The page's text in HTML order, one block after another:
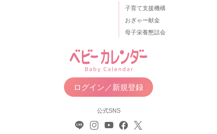
子育て支援機構
おぎゃー献金
母子栄養懇話会
ログイン／新規登録
公式SNS